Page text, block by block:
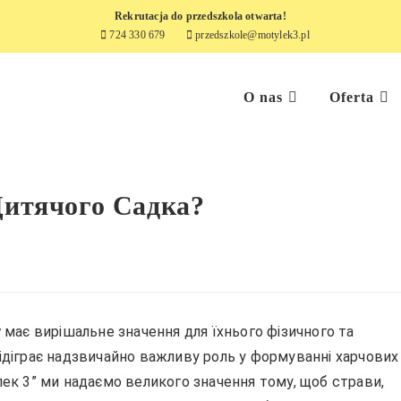
Rekrutacja do przedszkola otwarta!
724 330 679
przedszkole@motylek3.pl
O nas Oferta
Садка?
має вирішальне значення для їхнього фізичного та
надзвичайно важливу роль у формуванні харчових
3” ми надаємо великого значення тому, щоб страви,